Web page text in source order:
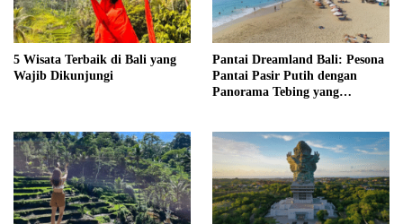
5 Wisata Terbaik di Bali yang
Wajib Dikunjungi
Pantai Dreamland Bali: Pesona
Pantai Pasir Putih dengan
Panorama Tebing yang